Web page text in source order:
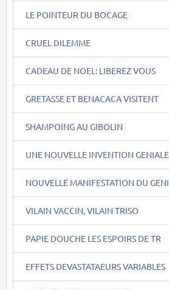
LE POINTEUR DU BOCAGE
CRUEL DILEMME
CADEAU DE NOEL: LIBEREZ VOUS
GRETASSE ET BENACACA VISITENT
SHAMPOING AU GIBOLIN
UNE NOUVELLE INVENTION GENIALE
NOUVELLE MANIFESTATION DU GENI
VILAIN VACCIN, VILAIN TRISO
PAPIE DOUCHE LES ESPOIRS DE TR
EFFETS DEVASTATAEURS VARIABLES